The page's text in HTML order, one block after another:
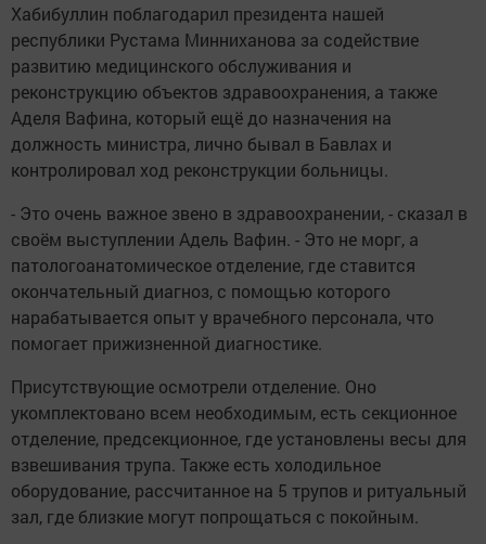
Хабибуллин поблагодарил президента нашей
республики Рустама Минниханова за содействие
развитию медицинского обслуживания и
реконструкцию объектов здравоохранения, а также
Аделя Вафина, который ещё до назначения на
должность министра, лично бывал в Бавлах и
контролировал ход реконструкции больницы.
- Это очень важное звено в здравоохранении, - сказал в
своём выступлении Адель Вафин. - Это не морг, а
патологоанатомическое отделение, где ставится
окончательный диагноз, с помощью которого
нарабатывается опыт у врачебного персонала, что
помогает прижизненной диагностике.
Присутствующие осмотрели отделение. Оно
укомплектовано всем необходимым, есть секционное
отделение, предсекционное, где установлены весы для
взвешивания трупа. Также есть холодильное
оборудование, рассчитанное на 5 трупов и ритуальный
зал, где близкие могут попрощаться с покойным.